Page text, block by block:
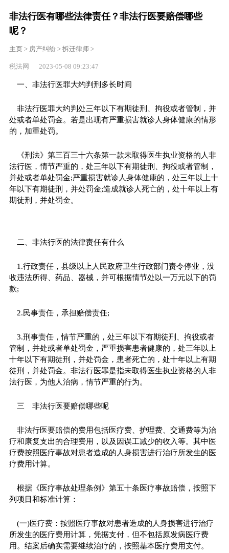
非法行医有哪些法律责任？非法行医要赔偿哪些
呢？
主页> 房产纠纷 > 拆迁律师>
税法网 2023-05-08 09:23:47
一、非法行医罪大约判刑多长时间
非法行医罪大约判处三年以下有期徒刑、拘役或者管制，并
处或者单处罚金。若是出现有严重损害就诊人身体健康的情形
的，加重处罚。
《刑法》第三百三十六条第一款未取得医生执业资格的人非
法行医，情节严重的，处三年以下有期徒刑、拘役或者管制，
并处或者单处罚金;严重损害就诊人身体健康的，处三年以上十
年以下有期徒刑，并处罚金;造成就诊人死亡的，处十年以上有
期徒刑，并处罚金。
二、非法行医的法律责任有什么
1.行政责任，县级以上人民政府卫生行政部门责令停业，没
收违法所得、药品、器械，并可根据情节处以一万元以下的罚
款;
2.民事责任，承担赔偿责任;
3.刑事责任，情节严重的，处三年以下有期徒刑、拘役或者
管制，并处或者单处罚金，严重损害患者健康的，处三年以上
十年以下有期徒刑，并处罚金，患者死亡的，处十年以上有期
徒刑，并处罚金。非法行医罪是指未取得医生执业资格的人非
法行医，为他人治病，情节严重的行为。
三 非法行医要赔偿哪些呢
非法行医要赔偿的费用包括医疗费、护理费、交通费等为治
疗和康复支出的合理费用，以及因误工减少的收入等。其中医
疗费按照医疗事故对患者造成的人身损害进行治疗所发生的医
疗费用计算。
根据《医疗事故处理条例》第五十条医疗事故赔偿，按照下
列项目和标准计算：
(一)医疗费：按照医疗事故对患者造成的人身损害进行治疗
所发生的医疗费用计算，凭据支付，但不包括原发病医疗费
用。结案后确实需要继续治疗的，按照基本医疗费用支付。